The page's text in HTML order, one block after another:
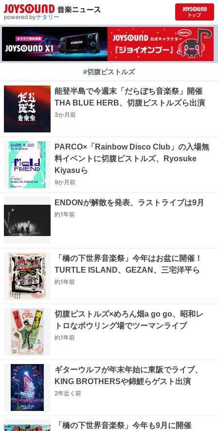
powered byナタリー
#切腹ピストルズ
能登半島で今週末「だらぼち音楽祭」開催
THA BLUE HERB、切腹ピストルズら出演
3か月前
PARCO×「Rainbow Disco Club」の入場無
料イベントに切腹ピストルズ、Ryosuke
Kiyasuら
9か月前
ENDONが解散を発表、ラストライブは9月
約1年前
「橋の下世界音楽祭」今年はお盆に開催！
TURTLE ISLAND、GEZAN、三宅洋平ら
約1年前
切腹ピストルズ×めろん畑a go go、昭和レ
トロなボウリング場でツーマンライブ
約1年前
ギターウルフが年末年始に東阪でライブ、
KING BROTHERSや錦鯉らゲスト出演
2年近く 前
「橋の下世界音楽祭」今年も9月に開催